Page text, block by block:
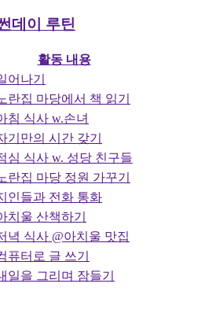
데이 루틴
활동 내용
어나기
란집 마당에서 책 읽기
침 식사 w.손녀
기만의 시간 갖기
심 식사 w. 성당 친구들
란집 마당 정원 가꾸기
인들과 전화 통화
치울 산책하기
녁 식사 @아치울 맛집
퓨터로 글 쓰기
일을 그리며 잠들기